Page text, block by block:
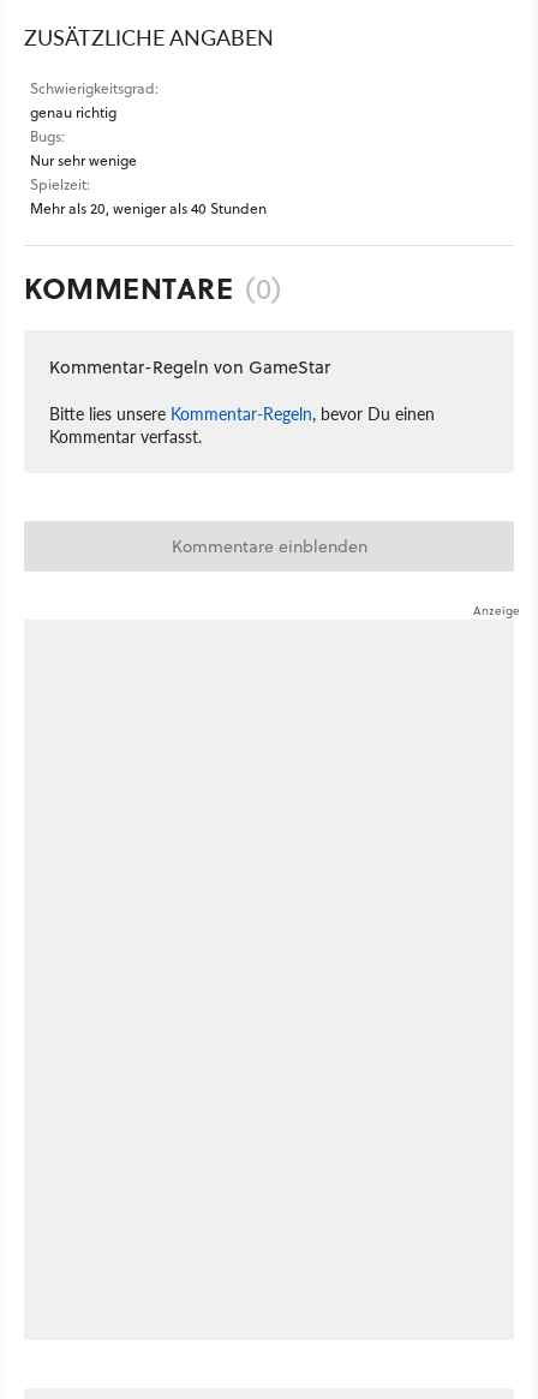
ZUSÄTZLICHE ANGABEN
Schwierigkeitsgrad:
genau richtig
Bugs:
Nur sehr wenige
Spielzeit:
Mehr als 20, weniger als 40 Stunden
KOMMENTARE (0)
Kommentar-Regeln von GameStar
Bitte lies unsere Kommentar-Regeln, bevor Du einen
Kommentar verfasst.
Kommentare einblenden